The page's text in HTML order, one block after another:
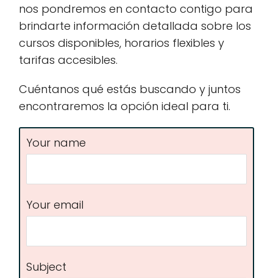
nos pondremos en contacto contigo para
brindarte información detallada sobre los
cursos disponibles, horarios flexibles y
tarifas accesibles.
Cuéntanos qué estás buscando y juntos
encontraremos la opción ideal para ti.
Your name
Your email
Subject